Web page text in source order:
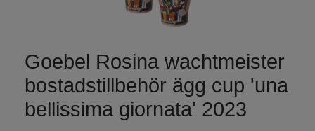
Goebel Rosina wachtmeister
bostadstillbehör ägg cup 'una
bellissima giornata' 2023